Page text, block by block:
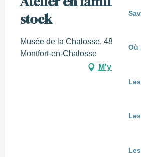
Où
stock
Musée de la Chalosse, 480
Montfort-en-Chalosse
M'y rendre